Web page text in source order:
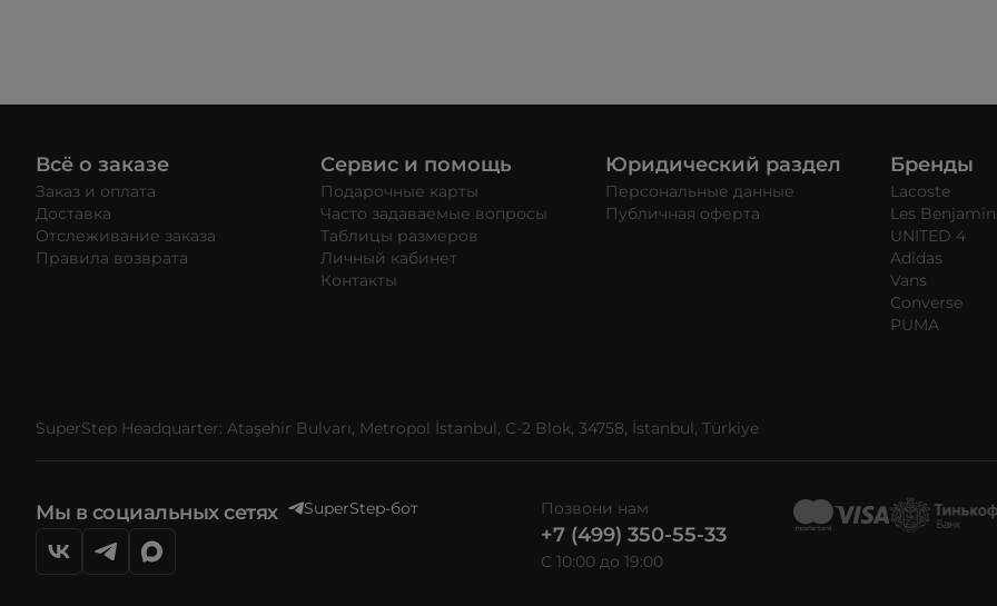
Всё о заказе
Заказ и оплата
Доставка
Отслеживание заказа
Правила возврата
Сервис и помощь
Подарочные карты
Часто задаваемые вопросы
Таблицы размеров
Личный кабинет
Контакты
Юридический раздел
Персональные данные
Публичная оферта
Бренды
Lacoste
Les
UNITED 4
Adidas
Vans
Converse
PUMA
SuperStep Headquarter: Ataşehir Bulvarı, Metropol İstanbul, C-2 Blok, 34758, İstanbul, Türkiye
Мы в социальных сетях SuperStep-бот Позвони нам
+7 (499) 350-55-33
C 10:00 до 19:00